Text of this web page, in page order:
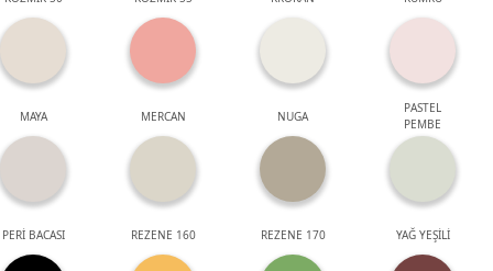
MAYA MERCAN NUGA
PASTEL
PEMBE
PERİ BACASI REZENE 160 REZENE 170 YAĞ YEŞİLİ